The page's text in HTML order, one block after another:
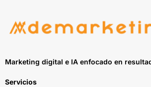
Marketing digital e IA enfocado en
Servicios